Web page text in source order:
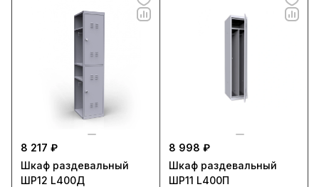
8 217 ₽
Шкаф раздевальный
ШР12 L400Д
8 998 ₽
Шкаф раздевальный
ШР11 L400П